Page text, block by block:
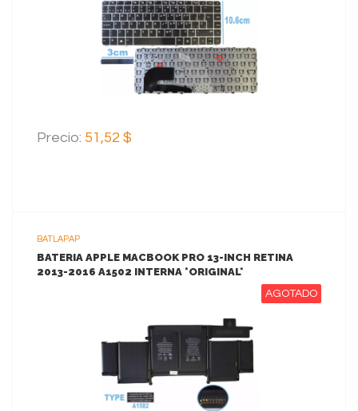
AGREGAR AL CARRITO
Precio: 51,52 $
BATLAPAP
BATERIA APPLE MACBOOK PRO 13-INCH RETINA
2013-2016 A1502 INTERNA *ORIGINAL*
AGOTADO
VER MAS